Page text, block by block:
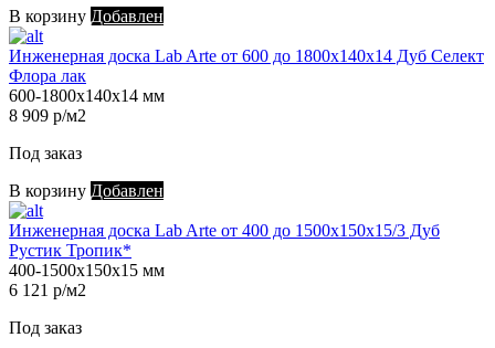
В корзину Добавлен
Инженерная доска Lab Arte от 600 до 1800х140х14 Дуб Селект
Флора лак
600-1800х140х14 мм
8 909 р/м2
Под заказ
В корзину Добавлен
Инженерная доска Lab Arte от 400 до 1500х150х15/3 Дуб
Рустик Тропик*
400-1500х150х15 мм
6 121 р/м2
Под заказ